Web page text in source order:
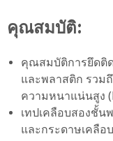
คุณสมบัติ:
คุณสมบัติการยึดติด
และพลาสติก รวม
ความหนาแน่นสูง
เทปเคลือบสองชั้น
และกระดาษเคลือ